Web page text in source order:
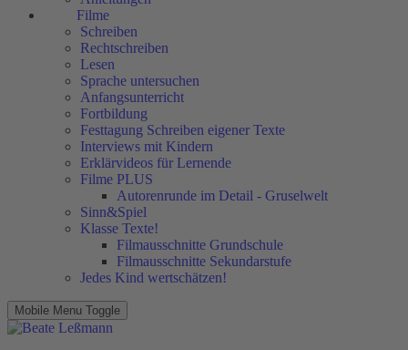
Filme
Schreiben
Rechtschreiben
Lesen
Sprache untersuchen
Anfangsunterricht
Fortbildung
Festtagung Schreiben eigener Texte
Interviews mit Kindern
Erklärvideos für Lernende
Filme PLUS
Autorenrunde im Detail - Gruselwelt
Sinn&Spiel
Klasse Texte!
Filmausschnitte Grundschule
Filmausschnitte Sekundarstufe
Jedes Kind wertschätzen!
Mobile Menu Toggle